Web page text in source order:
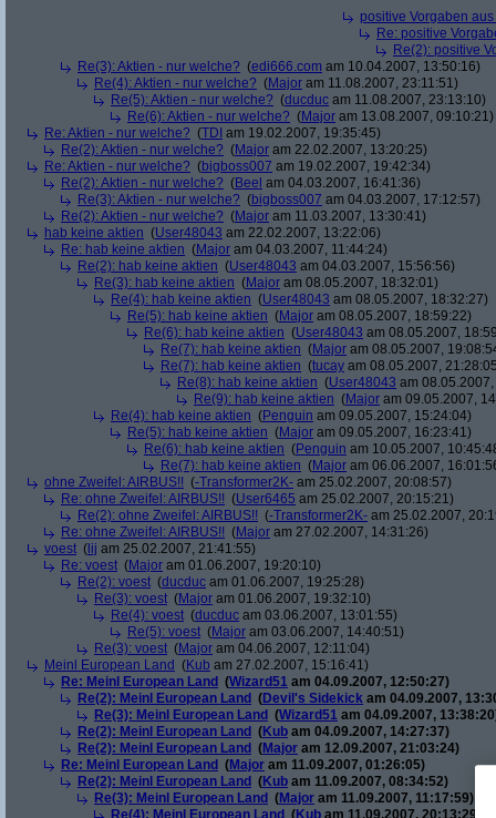
positive Vorgaben
Re: positive
Re(2): positive
Re(3): Aktien - nur welche? (edi666.com am 10.04.2007, 13:50:16)
Re(4): Aktien - nur welche? (Major am 11.08.2007, 23:11:51)
Re(5): Aktien - nur welche? (ducduc am 11.08.2007, 23:13:10)
Re(6): Aktien - nur welche? (Major am 13.08.2007, 09:10:21)
Re: Aktien - nur welche? (TDI am 19.02.2007, 19:35:45)
Re(2): Aktien - nur welche? (Major am 22.02.2007, 13:20:25)
Re: Aktien - nur welche? (bigboss007 am 19.02.2007, 19:42:34)
Re(2): Aktien - nur welche? (Beel am 04.03.2007, 16:41:36)
Re(3): Aktien - nur welche? (bigboss007 am 04.03.2007, 17:12:57)
Re(2): Aktien - nur welche? (Major am 11.03.2007, 13:30:41)
hab keine aktien (User48043 am 22.02.2007, 13:22:06)
Re: hab keine aktien (Major am 04.03.2007, 11:44:24)
Re(2): hab keine aktien (User48043 am 04.03.2007, 15:56:56)
Re(3): hab keine aktien (Major am 08.05.2007, 18:32:01)
Re(4): hab keine aktien (User48043 am 08.05.2007, 18:32:27)
Re(5): hab keine aktien (Major am 08.05.2007, 18:59:22)
Re(6): hab keine aktien (User48043 am 08.05.2007,
Re(7): hab keine aktien (Major am 08.05.2007,
Re(7): hab keine aktien (tucay am 08.05.2007,
Re(8): hab keine aktien (User48043 am
Re(9): hab keine aktien (Major am 09.05.2007,
Re(4): hab keine aktien (Penguin am 09.05.2007, 15:24:04)
Re(5): hab keine aktien (Major am 09.05.2007, 16:23:41)
Re(6): hab keine aktien (Penguin am 10.05.2007,
Re(7): hab keine aktien (Major am 06.06.2007,
ohne Zweifel: AIRBUS!! (-Transformer2K- am 25.02.2007, 20:08:57)
Re: ohne Zweifel: AIRBUS!! (User6465 am 25.02.2007, 20:15:21)
Re(2): ohne Zweifel: AIRBUS!! (-Transformer2K- am 25.02.2007,
Re: ohne Zweifel: AIRBUS!! (Major am 27.02.2007, 14:31:26)
voest ( lij am 25.02.2007, 21:41:55)
Re: voest (Major am 01.06.2007, 19:20:10)
Re(2): voest (ducduc am 01.06.2007, 19:25:28)
Re(3): voest (Major am 01.06.2007, 19:32:10)
Re(4): voest (ducduc am 03.06.2007, 13:01:55)
Re(5): voest (Major am 03.06.2007, 14:40:51)
Re(3): voest (Major am 04.06.2007, 12:11:04)
Meinl European Land (Kub am 27.02.2007, 15:16:41)
Re: Meinl European Land (Wizard51 am 04.09.2007, 12:50:27)
Re(2): Meinl European Land (Devil's Sidekick am 04.09.2007,
Re(3): Meinl European Land (Wizard51 am 04.09.2007,
Re(2): Meinl European Land (Kub am 04.09.2007, 14:27:37)
Re(2): Meinl European Land (Major am 12.09.2007, 21:03:24)
Re: Meinl European Land (Major am 11.09.2007, 01:26:05)
Re(2): Meinl European Land (Kub am 11.09.2007, 08:34:52)
Re(3): Meinl European Land (Major am 11.09.2007, 11:17:59)
Re(4): Meinl European Land (Kub am 11.09.2007, 20:13:29)